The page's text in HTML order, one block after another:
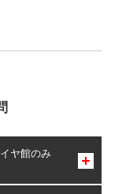
ヤ館のみ